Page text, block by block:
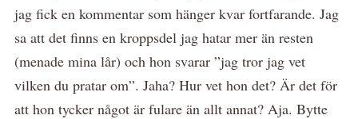
jag fick en kommentar som hänger kvar fortfarande. Jag
sa att det finns en kroppsdel jag hatar mer än resten
(menade mina lår) och hon svarar ”jag tror jag vet
vilken du pratar om”. Jaha? Hur vet hon det? Är det för
att hon tycker något är fulare än allt annat? Aja. Bytte